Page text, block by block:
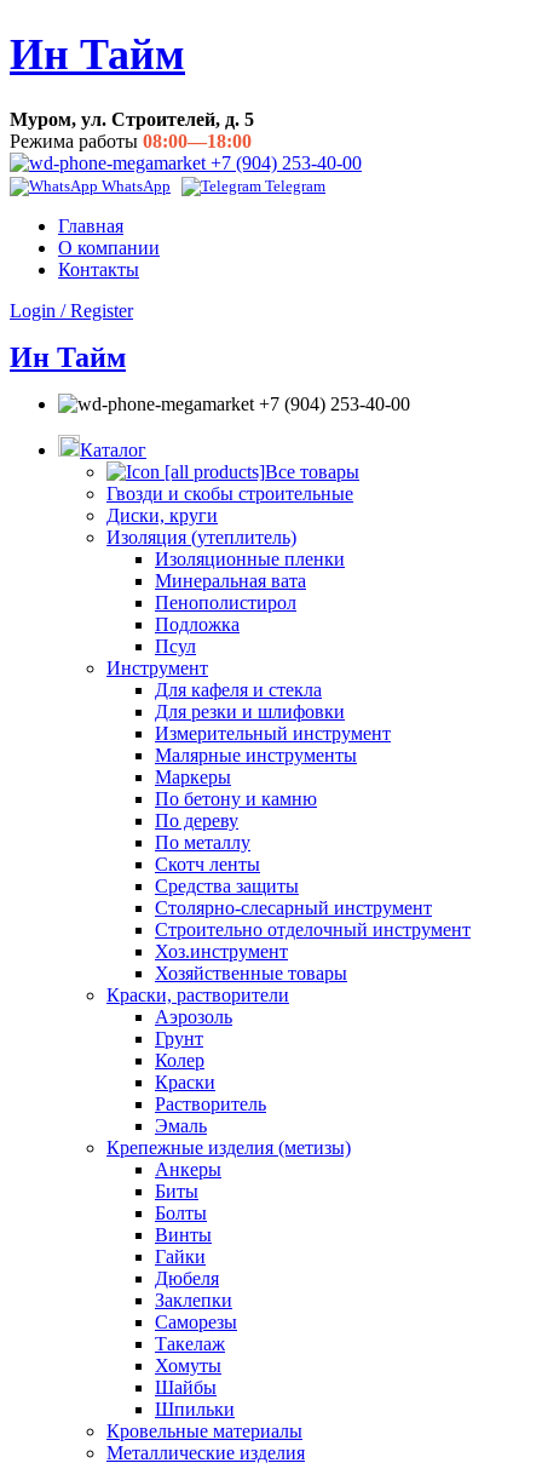
Ин Тайм
Муром, ул. Строителей, д. 5
Режима работы 08:00—18:00
+7 (904) 253-40-00
WhatsApp Telegram
Главная
О компании
Контакты
Login / Register
Ин Тайм
+7 (904) 253-40-00
Каталог
Все товары
Гвозди и скобы строительные
Диски, круги
Изоляция (утеплитель)
Изоляционные пленки
Минеральная вата
Пенополистирол
Подложка
Псул
Инструмент
Для кафеля и стекла
Для резки и шлифовки
Измерительный инструмент
Малярные инструменты
Маркеры
По бетону и камню
По дереву
По металлу
Скотч ленты
Средства защиты
Столярно-слесарный инструмент
Строительно отделочный инструмент
Хоз.инструмент
Хозяйственные товары
Краски, растворители
Аэрозоль
Грунт
Колер
Краски
Растворитель
Эмаль
Крепежные изделия (метизы)
Анкеры
Биты
Болты
Винты
Гайки
Дюбеля
Заклепки
Саморезы
Такелаж
Хомуты
Шайбы
Шпильки
Кровельные материалы
Металлические изделия